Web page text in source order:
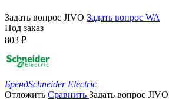
Задать вопрос JIVO Задать вопрос WA
Под заказ
803 ₽
БрендSchneider Electric
Отложить Сравнить Задать вопрос JIVO